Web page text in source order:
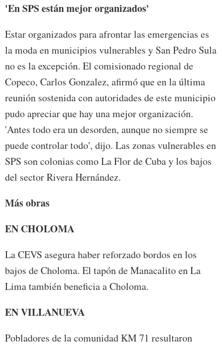
'En SPS están mejor organizados'
Estar organizados para afrontar las emergencias es
la moda en municipios vulnerables y San Pedro Sula
no es la excepción. El comisionado regional de
Copeco, Carlos Gonzalez, afirmó que en la última
reunión sostenida con autoridades de este municipio
pudo apreciar que hay una mejor organización.
'Antes todo era un desorden, aunque no siempre se
puede controlar todo', dijo. Las zonas vulnerables en
SPS son colonias como La Flor de Cuba y los bajos
del sector Rivera Hernández.
Más obras
EN CHOLOMA
La CEVS asegura haber reforzado bordos en los
bajos de Choloma. El tapón de Manacalito en La
Lima también beneficia a Choloma.
EN VILLANUEVA
Pobladores de la comunidad KM 71 resultaron